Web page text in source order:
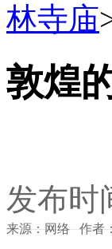
林寺庙
敦煌
发布时
来源：网络 作者